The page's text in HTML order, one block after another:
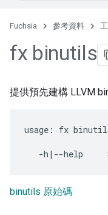
Fuchsia 參考資料
fx binutils
提供預先建構 LLVM
usage: fx
binutils 原始碼